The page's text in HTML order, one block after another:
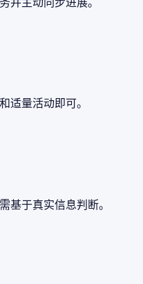
适量活动即可。
基于真实信息判断。